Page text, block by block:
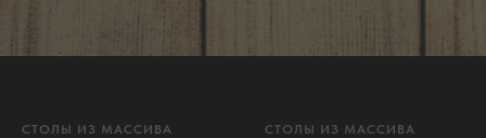
СТОЛЫ ИЗ МАССИВА
СТОЛЫ ИЗ МАССИВА